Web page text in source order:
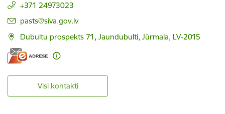
+371 24973023
E-pasts:
pasts@siva.gov.lv
Dubultu prospekts 71, Jaundubulti, Jūrmala, LV-2015
Visi kontakti